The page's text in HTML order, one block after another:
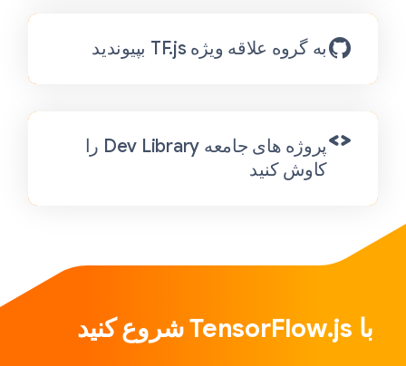
به گروه علاقه ویژه TF.js بپیوندید
پروژه های جامعه Dev Library را
کاوش کنید
با TensorFlow.js شروع کنید